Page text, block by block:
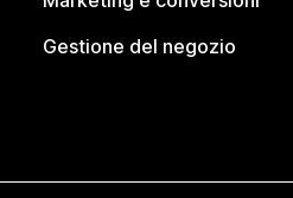
Gestione del negozio